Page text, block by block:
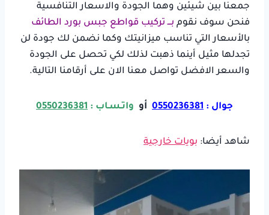
جمعنا بين شيئين وهما الجودة والاسعار التنافسية
فنحن سوف نقوم بـــ تركيب قواطع جبس بورد الطائف
بالأسعار التي تناسب ميزانيتك وكما نضمن لك جودة لن
تجدلها مثيل أينما ذهبت لذلك لكي تحصل على الجودة
والسعر الافضل تواصل معنا الان على أرقامنا التالية.
جوال : 0550236381 أو واتـسـاب : 0550236381
شاهد أيضا: بويات خارجية